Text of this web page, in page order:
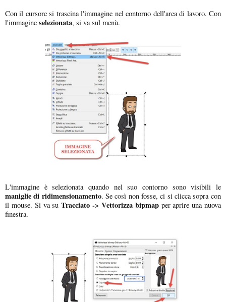
Con il cursore si trascina l'immagine nel contorno dell'area di lavoro. Con
l'immagine selezionata, si va sul menù.
L'immagine è selezionata quando nel suo contorno sono visibili le
maniglie di ridimensionamento. Se così non fosse, ci si clicca sopra con
il mouse. Si va su Tracciato -> Vettorizza bipmapper aprire una nuova
finestra.